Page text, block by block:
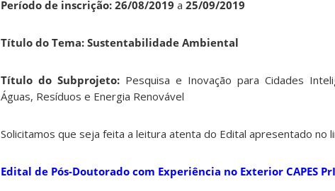
Período de inscrição: 26/08/2019 a 25/09/2019
Título do Tema: Sustentabilidade Ambiental
Título do Subprojeto: Pesquisa e Inovação para Cidades
Águas, Resíduos e Energia Renovável
Solicitamos que seja feita a leitura atenta do Edital apresentado no
Edital de Pós-Doutorado com Experiência no Exterior CAPES